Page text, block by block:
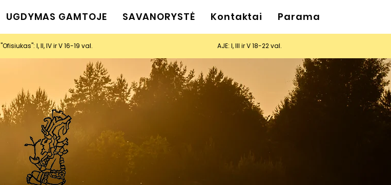
UGDYMAS GAMTOJE SAVANORYSTĖ Kontaktai Parama
"Ofisiukas": I, II, IV ir V 16-19 val. AJE: I, III ir V 18-22 val.